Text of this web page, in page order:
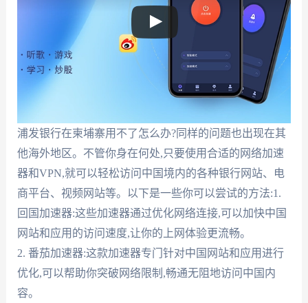
浦发银行在柬埔寨用不了怎么办?同样的问题也出现在其
他海外地区。不管你身在何处,只要使用合适的网络加速
器和VPN,就可以轻松访问中国境内的各种银行网站、电
商平台、视频网站等。以下是一些你可以尝试的方法:1.
回国加速器:这些加速器通过优化网络连接,可以加快中国
网站和应用的访问速度,让你的上网体验更流畅。
2. 番茄加速器:这款加速器专门针对中国网站和应用进行
优化,可以帮助你突破网络限制,畅通无阻地访问中国内
容。